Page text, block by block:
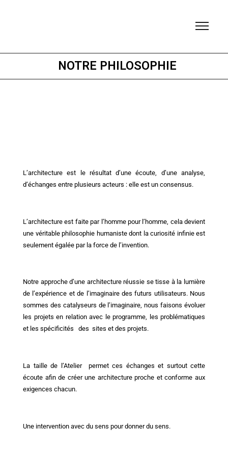
NOTRE PHILOSOPHIE
L’architecture est le résultat d’une écoute, d’une analyse,
d’échanges entre plusieurs acteurs : elle est un consensus.
L’architecture est faite par l’homme pour l’homme, cela devient
une véritable philosophie humaniste dont la curiosité infinie est
seulement égalée par la force de l’invention.
Notre approche d’une architecture réussie se tisse à la lumière
de l’expérience et de l’imaginaire des futurs utilisateurs. Nous
sommes des catalyseurs de l’imaginaire, nous faisons évoluer
les projets en relation avec le programme, les problématiques
et les spécificités des sites et des projets.
La taille de l’Atelier permet ces échanges et surtout cette
écoute afin de créer une architecture proche et conforme aux
exigences chacun.
Une intervention avec du sens pour donner du sens.